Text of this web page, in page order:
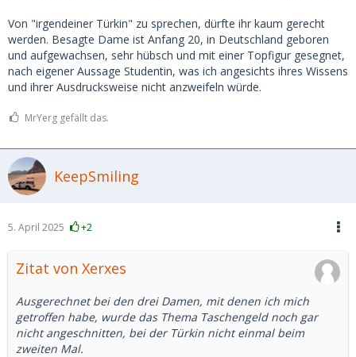
Von "irgendeiner Türkin" zu sprechen, dürfte ihr kaum gerecht
werden. Besagte Dame ist Anfang 20, in Deutschland geboren
und aufgewachsen, sehr hübsch und mit einer Topfigur gesegnet,
nach eigener Aussage Studentin, was ich angesichts ihres Wissens
und ihrer Ausdrucksweise nicht anzweifeln würde.
MrYerg gefällt das.
KeepSmiling
5. April 2025 +2
Zitat von Xerxes
Ausgerechnet bei den drei Damen, mit denen ich mich
getroffen habe, wurde das Thema Taschengeld noch gar
nicht angeschnitten, bei der Türkin nicht einmal beim
zweiten Mal.